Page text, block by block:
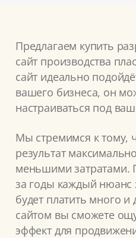
Предлагаем купить
сайт производства
сайт идеально
вашего бизнеса, он
настраиваться под
Мы стремимся к тому,
результат
меньшими затратами.
за годы каждый нюанс
будет платить много
сайтом вы сможете
эффект для